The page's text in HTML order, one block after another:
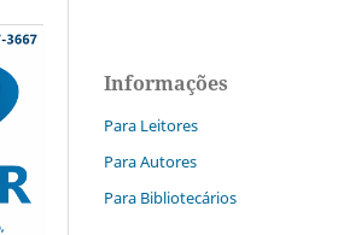
Informações
Para Leitores
Para Autores
Para Bibliotecários